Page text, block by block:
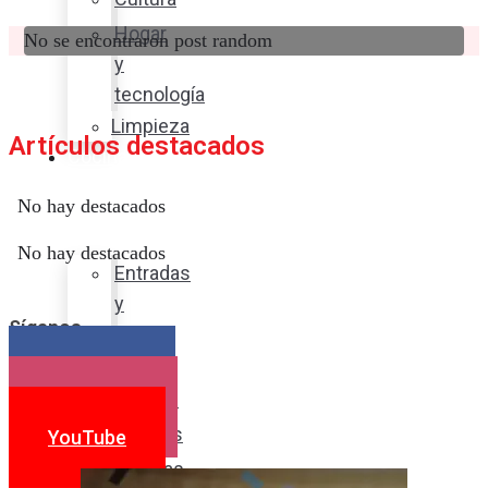
Hogar
y
tecnología
Limpieza
Cocina
sabor
Entradas
y
Postres
Bebidas
No se encontraron post random
Artículos destacados
No hay destacados
No hay destacados
Síganos
YouTube